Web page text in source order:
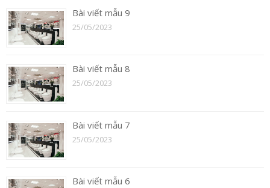
Bài viết mẫu 9
25/05/2023
Bài viết mẫu 8
25/05/2023
Bài viết mẫu 7
25/05/2023
Bài viết mẫu 6